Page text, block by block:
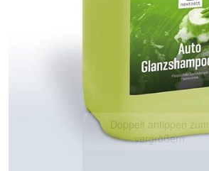
Doppelt antippen zum
vergrößern